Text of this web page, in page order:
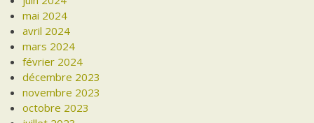
mai 2024
avril 2024
mars 2024
février 2024
décembre 2023
novembre 2023
octobre 2023